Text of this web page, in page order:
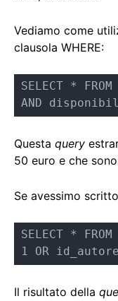
Vediamo come
clausola WHERE:
SELECT *
AND
Questa query
50 euro e che
Se avessimo
SELECT *
1 OR
Il risultato della